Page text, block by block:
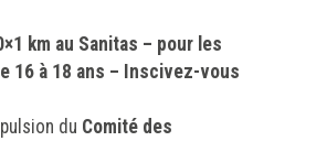
km au Sanitas – pour les
16 à 18 ans – Inscivez-vous
du Comité des